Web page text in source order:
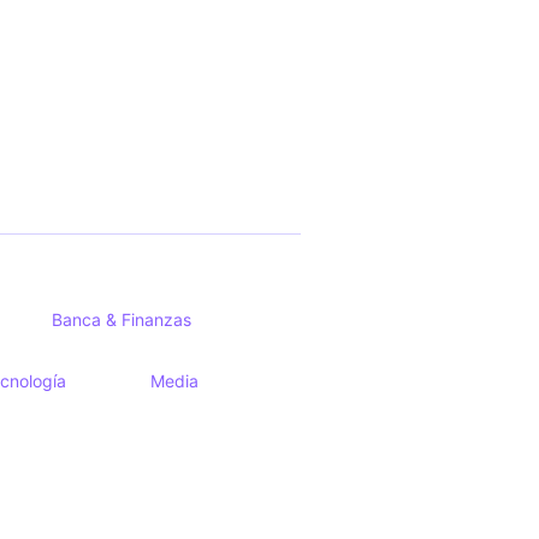
Banca & Finanzas
Media